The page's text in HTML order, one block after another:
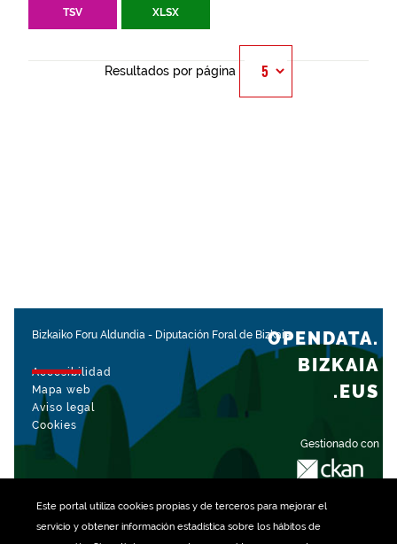
Este portal utiliza cookiespropias y de terceros para mejorar el
servicio y obtener información estadística sobre los hábitos de
TSV XLSX
Resultados por página
Bizkaiko Foru Aldundia - Diputación Foral de Bizkaia
Accesibilidad
Mapa web
Aviso legal
Cookies
Gestionado con
OPENDATA.
BIZKAIA
.EUS